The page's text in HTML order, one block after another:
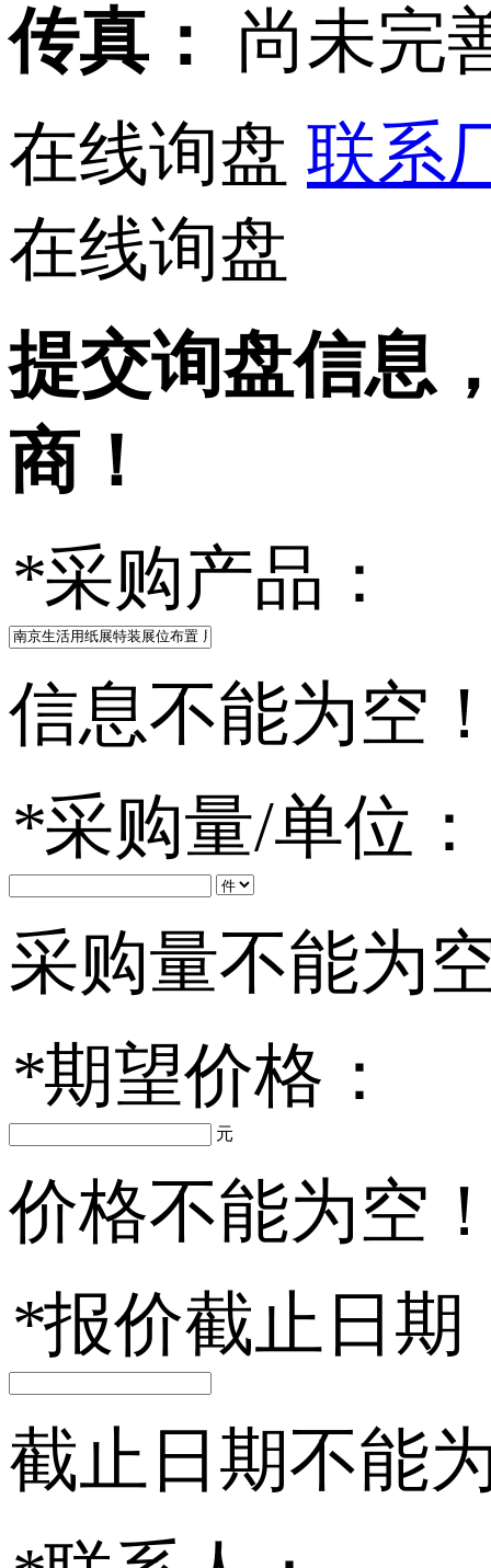
传真：
尚未完
在线询盘 联系
在线询盘
提交询盘信息
商！
*采购产品：
信息不能为空
*采购量/单位：
采购量不能为
*期望价格：
元
价格不能为空
*报价截止日期
截止日期不能